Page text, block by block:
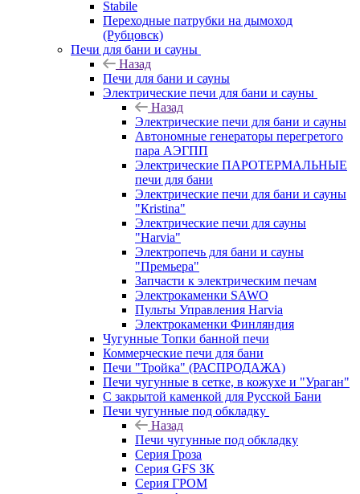
Stabile
Переходные патрубки на дымоход
(Рубцовск)
Печи для бани и сауны
Назад
Печи для бани и сауны
Электрические печи для бани и сауны
Назад
Электрические печи для бани и сауны
Автономные генераторы перегретого
пара АЭГПП
Электрические ПАРОТЕРМАЛЬНЫЕ
печи для бани
Электрические печи для бани и сауны
"Кristina"
Электрические печи для сауны
"Harvia"
Электропечь для бани и сауны
"Премьера"
Запчасти к электрическим печам
Электрокаменки SAWO
Пульты Управления Harvia
Электрокаменки Финляндия
Чугунные Топки банной печи
Коммерческие печи для бани
Печи "Тройка" (РАСПРОДАЖА)
Печи чугунные в сетке, в кожухе и "Ураган"
С закрытой каменкой для Русской Бани
Печи чугунные под обкладку
Назад
Печи чугунные под обкладку
Серия Гроза
Серия GFS ЗК
Серия ГРОМ